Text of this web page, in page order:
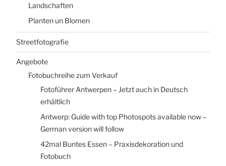
Landschaften
Planten un Blomen
Streetfotografie
Angebote
Fotobuchreihe zum Verkauf
Fotoführer Antwerpen – Jetzt auch in Deutsch
erhältlich
Antwerp: Guide with top Photospots available now –
German version will follow
42mal Buntes Essen – Praxisdekoration und
Fotobuch